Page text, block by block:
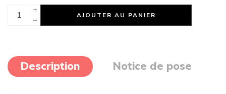
AJOUTER AU PANIER
Description Notice de pose